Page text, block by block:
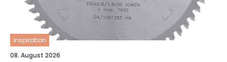
inspiration
08. August 2026